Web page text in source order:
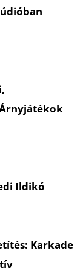
Ildikó
Karkade